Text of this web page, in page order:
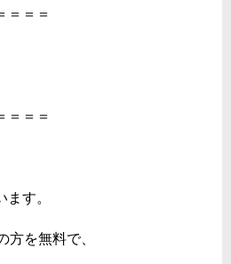
＝＝＝
＝＝＝
す。
を無料で、